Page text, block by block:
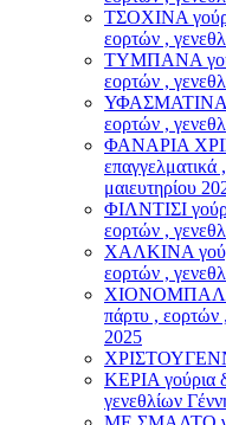
ΤΣΟΧΙΝΑ
εορτών ,
ΤΥΜΠΑΝΑ
εορτών ,
ΥΦΑΣΜΑΤΙΝΑ
εορτών ,
ΦΑΝΑΡΙΑ
επαγγελματικά
μαιευτηρίου
ΦΙΛΝΤΙΣΙ
εορτών ,
ΧΑΛΚΙΝΑ
εορτών ,
ΧΙΟΝΟΜΠΑΛΕΣ
πάρτυ , εορτών
2025
ΚΕΡΙΑ γούρια
γενεθλίων